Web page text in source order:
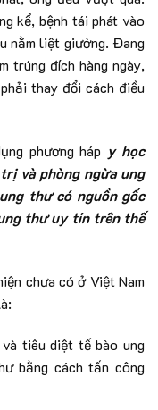
kể, bệnh tái phát vào
nằm liệt giường. Đang
trúng đích hàng ngày,
thay đổi cách điều
phương háp y học
và phòng ngừa ung
thư có nguồn gốc
thư uy tín trên thế
chưa có ở Việt Nam
tiêu diệt tế bào ung
bằng cách tấn công